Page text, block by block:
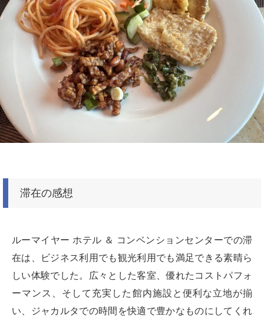
滞在の感想
ルーマイヤー ホテル ＆ コンベンションセンターでの滞
在は、ビジネス利用でも観光利用でも満足できる素晴ら
しい体験でした。広々とした客室、優れたコストパフォ
ーマンス、そして充実した館内施設と便利な立地が揃
い、ジャカルタでの時間を快適で豊かなものにしてくれ